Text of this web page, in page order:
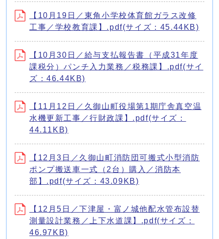
【10月19日／東角小学校体育館ガラス改修
工事／学校教育課】.pdf(サイズ：45.44KB)
【10月30日／給与支払報告書（平成31年度
課税分）パンチ入力業務／税務課】.pdf(サイ
ズ：46.44KB)
【11月12日／久御山町役場第1期庁舎真空温
水機更新工事／行財政課】.pdf(サイズ：
44.11KB)
【12月3日／久御山町消防団可搬式小型消防
ポンプ搬送車一式（2台）購入／消防本
部】.pdf(サイズ：43.09KB)
【12月5日／下津屋・富ノ城他配水管布設替
測量設計業務／上下水道課】.pdf(サイズ：
46.97KB)